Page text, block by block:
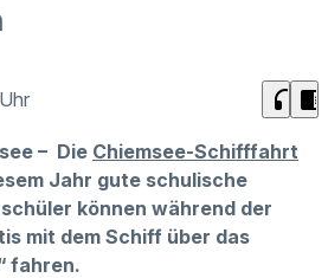
headphones chrome_reader_mode
– Die Chiemsee-Schifffahrt
Jahr gute schulische
können während der
mit dem Schiff über das
fahren.